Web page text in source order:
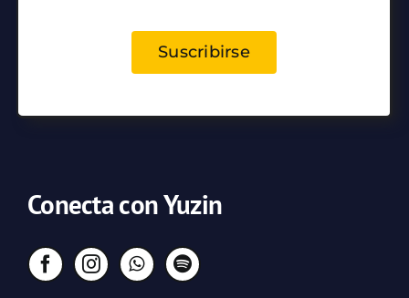
Suscribirse
Conecta con Yuzin